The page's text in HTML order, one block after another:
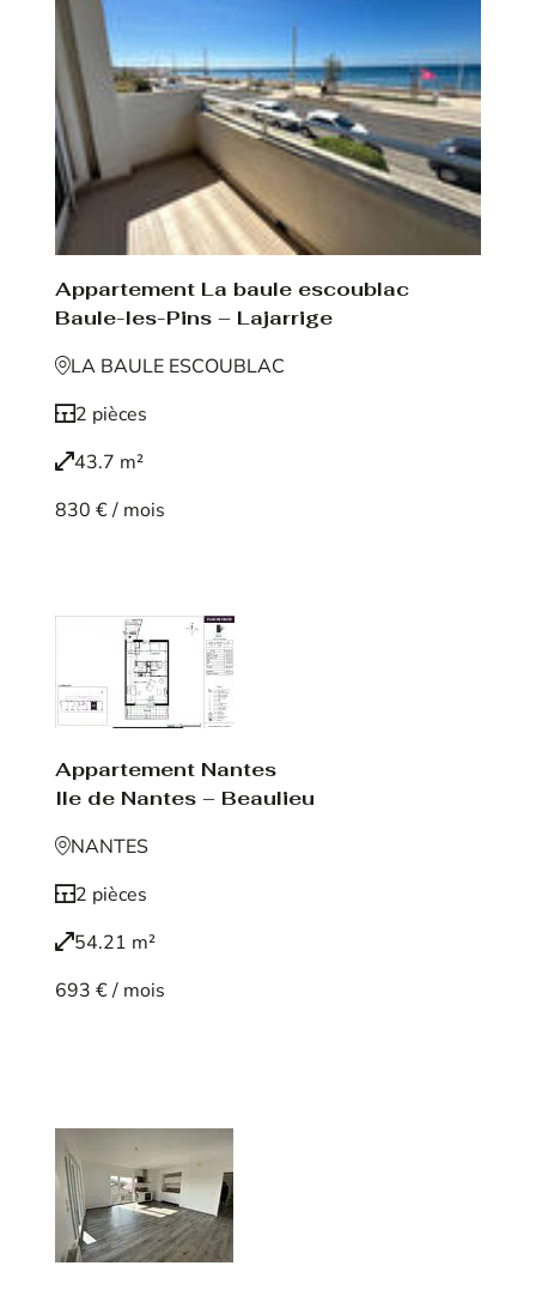
Appartement La baule escoublac
Baule-les-Pins – Lajarrige
LA BAULE ESCOUBLAC
2 pièces
43.7 m²
830 € / mois
Appartement Nantes
Ile de Nantes – Beaulieu
NANTES
2 pièces
54.21 m²
693 € / mois